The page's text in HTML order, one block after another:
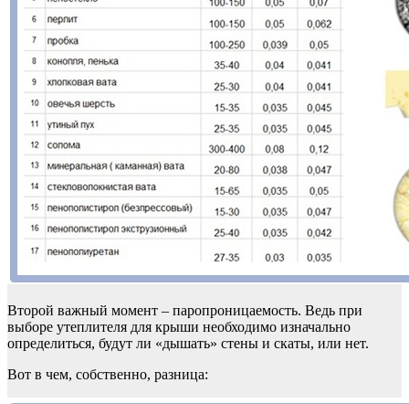
Второй важный момент – паропроницаемость. Ведь при
выборе утеплителя для крыши необходимо изначально
определиться, будут ли «дышать» стены и скаты, или нет.
Вот в чем, собственно, разница: